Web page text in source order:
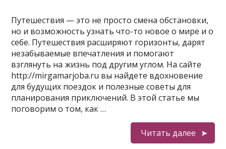
Путешествия — это не просто смена обстановки,
но и возможность узнать что-то новое о мире и о
себе. Путешествия расширяют горизонты, дарят
незабываемые впечатления и помогают
взглянуть на жизнь под другим углом. На сайте
http://mirgamarjoba.ru вы найдете вдохновение
для будущих поездок и полезные советы для
планирования приключений. В этой статье мы
поговорим о том, как …
Читать далее